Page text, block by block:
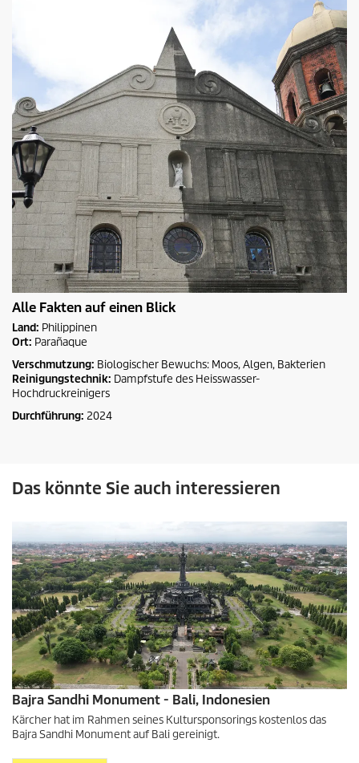
Alle Fakten auf einen Blick
Land: Philippinen
Ort: Parañaque
Verschmutzung: Biologischer Bewuchs: Moos, Algen, Bakterien
Reinigungstechnik: Dampfstufe des Heisswasser-
Hochdruckreinigers
Durchführung: 2024
Das könnte Sie auch interessieren
Bajra Sandhi Monument - Bali, Indonesien
Kärcher hat im Rahmen seines Kultursponsorings kostenlos das
Bajra Sandhi Monument auf Bali gereinigt.